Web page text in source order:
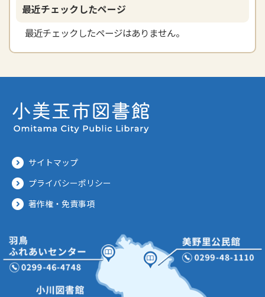
最近チェックしたページ
最近チェックしたページはありません。
サイトマップ
プライバシーポリシー
著作権・免責事項